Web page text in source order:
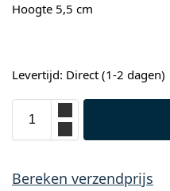
Hoogte 5,5 cm
Levertijd: Direct (1-2 dagen)
Bereken verzendprijs